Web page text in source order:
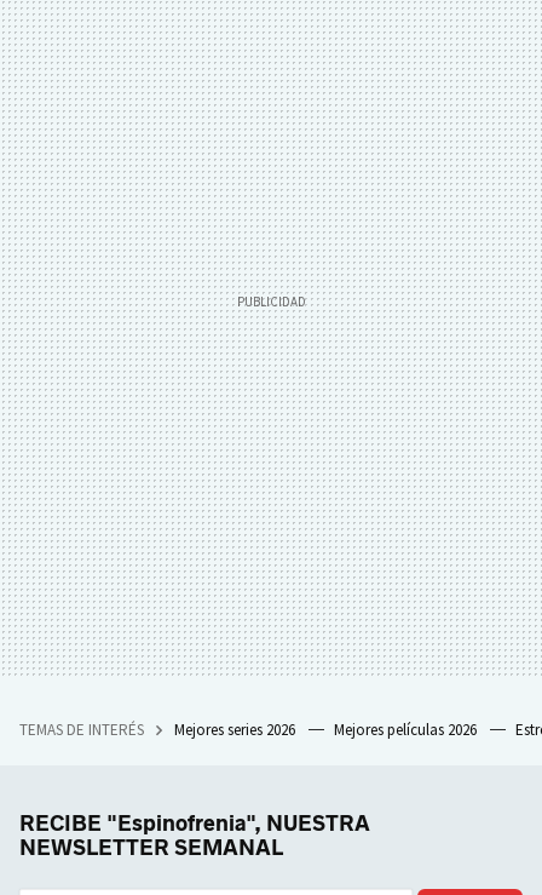
TEMAS DE INTERÉS Mejores series 2026 Mejores películas 2026
RECIBE "Espinofrenia", NUESTRA
NEWSLETTER SEMANAL